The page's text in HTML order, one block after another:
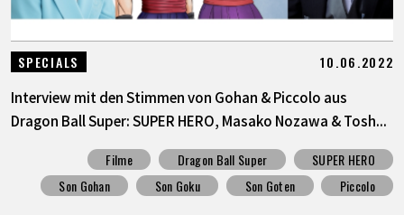
SPECIALS 10.06.2022
Interview mit den Stimmen von Gohan & Piccolo aus
Dragon Ball Super: SUPER HERO, Masako Nozawa & Tosh...
Filme Dragon Ball Super
SUPER HERO
Son Gohan
Son Goku Son Goten Piccolo